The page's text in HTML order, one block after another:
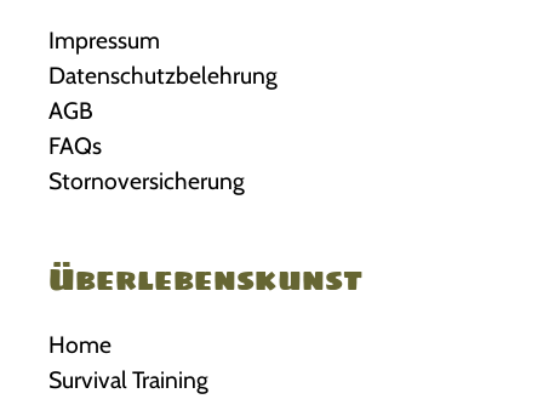
Impressum
Datenschutzbelehrung
AGB
FAQs
Stornoversicherung
Überlebenskunst
Home
Survival Training